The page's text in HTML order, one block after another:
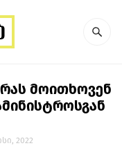
მოითხოვენ
2022